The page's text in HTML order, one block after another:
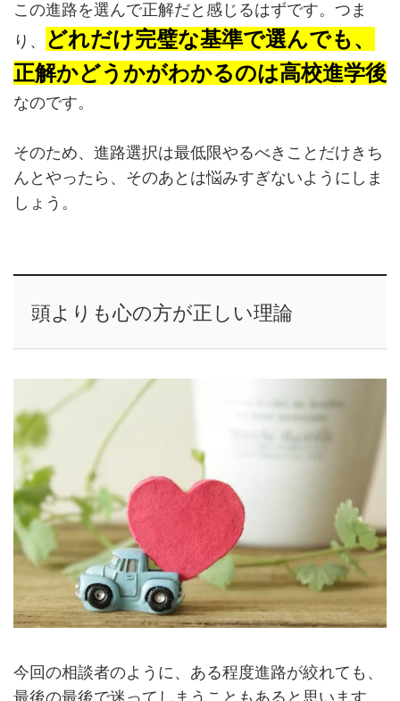
この進路を選んで正解だと感じるはずです。つま
り、
どれだけ完璧な基準で選んでも、
正解かどうかがわかるのは高校進学後
なのです。
そのため、進路選択は最低限やるべきことだけきち
んとやったら、そのあとは悩みすぎないようにしま
しょう。
頭よりも心の方が正しい理論
今回の相談者のように、ある程度進路が絞れても、
最後の最後で迷ってしまうこともあると思います。